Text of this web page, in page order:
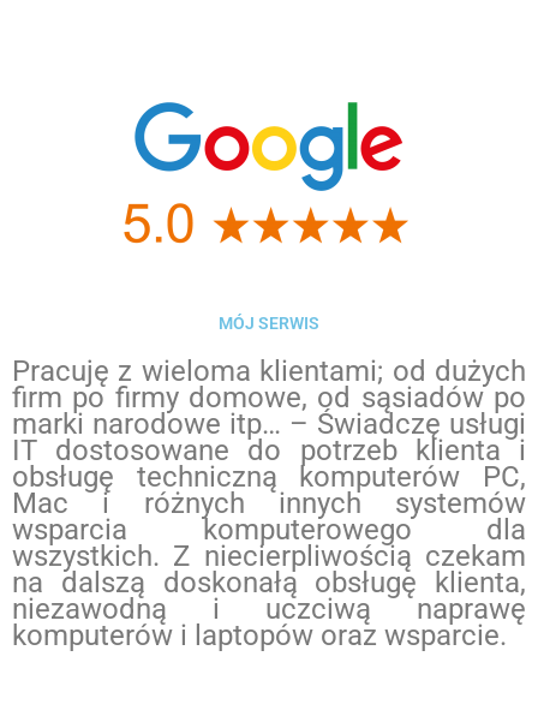
MÓJ SERWIS
Pracuję z wieloma klientami; od dużych
firm po firmy domowe, od sąsiadów po
marki narodowe itp… – Świadczę usługi
IT dostosowane do potrzeb klienta i
obsługę techniczną komputerów PC,
Mac i różnych innych systemów
wsparcia komputerowego dla
wszystkich. Z niecierpliwością czekam
na dalszą doskonałą obsługę klienta,
niezawodną i uczciwą naprawę
komputerów i laptopów oraz wsparcie.